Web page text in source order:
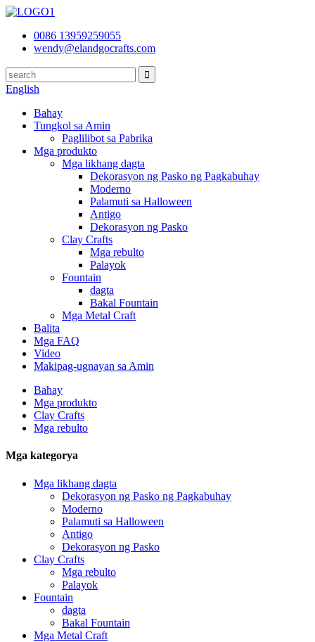
0086 13959259055
wendy@elandgocrafts.com
English
Bahay
Tungkol sa Amin
Paglilibot sa Pabrika
Mga produkto
Mga likhang dagta
Dekorasyon ng Pasko ng Pagkabuhay
Moderno
Palamuti sa Halloween
Antigo
Dekorasyon ng Pasko
Clay Crafts
Mga rebulto
Palayok
Fountain
dagta
Bakal Fountain
Mga Metal Craft
Balita
Mga FAQ
Video
Makipag-ugnayan sa Amin
Bahay
Mga produkto
Clay Crafts
Mga rebulto
Mga kategorya
Mga likhang dagta
Dekorasyon ng Pasko ng Pagkabuhay
Moderno
Palamuti sa Halloween
Antigo
Dekorasyon ng Pasko
Clay Crafts
Mga rebulto
Palayok
Fountain
dagta
Bakal Fountain
Mga Metal Craft